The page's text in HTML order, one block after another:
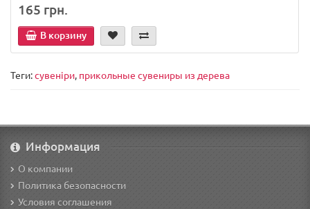
165 грн.
В корзину
Теги:сувеніри, прикольные сувениры из дерева
Информация
О компании
Политика безопасности
Условия соглашения